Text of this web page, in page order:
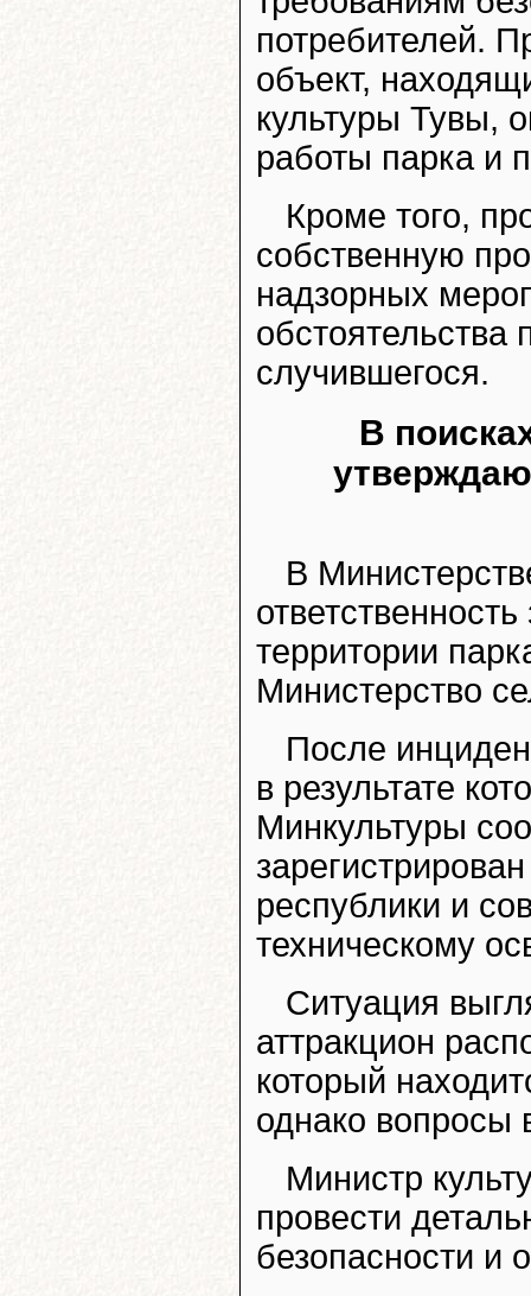
потребителей.
объект,
культуры Тувы,
работы парка и
Кроме того,
собственную
надзорных
случившегося.
В
В
территории
Министерство
После
в результате
Минкультуры
республики и
техническому
Ситуация
аттракцион
который
однако вопросы
Министр
провести
безопасности и